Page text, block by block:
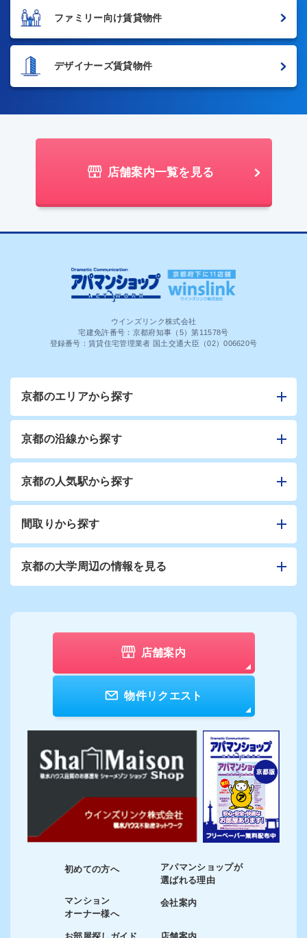
ファミリー向け賃貸物件
デザイナーズ賃貸物件
店舗案内一覧を見る
ウインズリンク株式会社
宅建免許番号：京都府知事（5）第11578号
登録番号：賃貸住宅管理業者 国土交通大臣（02）006620号
京都のエリアから探す
京都の沿線から探す
京都の人気駅から探す
間取りから探す
京都の大学周辺の情報を見る
店舗案内
物件リクエスト
初めての方へ
マンション
オーナー様へ
アパマンショップが
選ばれる理由
会社案内